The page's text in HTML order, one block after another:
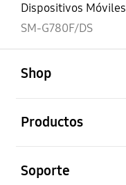
Dispositivos Móviles
SM-G780F/DS
Shop
Productos
Soporte